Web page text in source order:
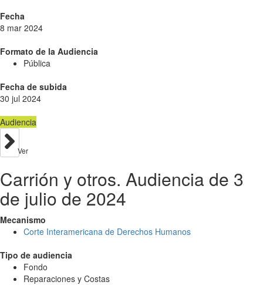
Fecha
8 mar 2024
Formato de la Audiencia
Pública
Fecha de subida
30 jul 2024
Audiencia
Ver
Carrión y otros. Audiencia de 3
de julio de 2024
Mecanismo
Corte Interamericana de Derechos Humanos
Tipo de audiencia
Fondo
Reparaciones y Costas